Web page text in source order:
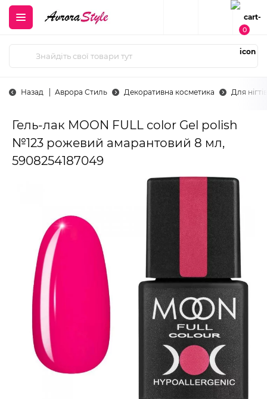
0
Назад Аврора Стиль Декоративна косметика Для нігтів
Гель-лак MOON FULL color Gel polish
№123 рожевий амарантовий 8 мл,
5908254187049